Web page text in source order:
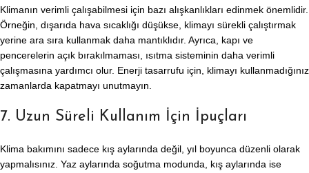
Klimanın verimli çalışabilmesi için bazı alışkanlıkları edinmek önemlidir.
Örneğin, dışarıda hava sıcaklığı düşükse, klimayı sürekli çalıştırmak
yerine ara sıra kullanmak daha mantıklıdır. Ayrıca, kapı ve
pencerelerin açık bırakılmaması, ısıtma sisteminin daha verimli
çalışmasına yardımcı olur. Enerji tasarrufu için, klimayı kullanmadığınız
zamanlarda kapatmayı unutmayın.
7. Uzun Süreli Kullanım İçin İpuçları
Klima bakımını sadece kış aylarında değil, yıl boyunca düzenli olarak
yapmalısınız. Yaz aylarında soğutma modunda, kış aylarında ise